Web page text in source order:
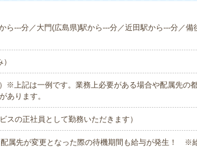
ら---分／大門(広島県)駅から---分／近田駅から---分／備
※上記は一例です。業務上必要がある場合や配属先の都
あります。
スの正社員として勤務いただきます）
属先が変更となった際の待機期間も給与が発生！ ※